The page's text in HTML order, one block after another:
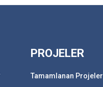
PROJELER
Tamamlanan Projeler